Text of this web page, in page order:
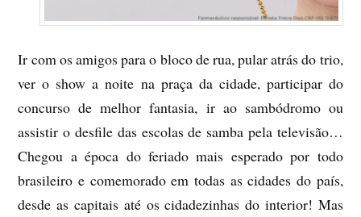
Ir com os amigos para o bloco de rua, pular atrás do trio,
ver o show a noite na praça da cidade, participar do
concurso de melhor fantasia, ir ao sambódromo ou
assistir o desfile das escolas de samba pela televisão…
Chegou a época do feriado mais esperado por todo
brasileiro e comemorado em todas as cidades do país,
desde as capitais até os cidadezinhas do interior! Mas